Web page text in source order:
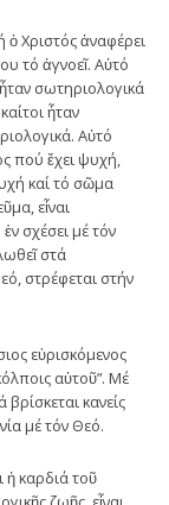
Χριστός ἀναφέρει
τό ἀγνοεῖ. Αὐτό
σωτηριολογικά
ἦταν
Αὐτό
πού ἔχει ψυχή,
καί τό σῶμα
εἶναι
σχέσει μέ τόν
στά
στρέφεται στήν
εὑρισκόμενος
αὐτοῦ”. Μέ
κανείς
μέ τόν Θεό.
ἡ καρδιά τοῦ